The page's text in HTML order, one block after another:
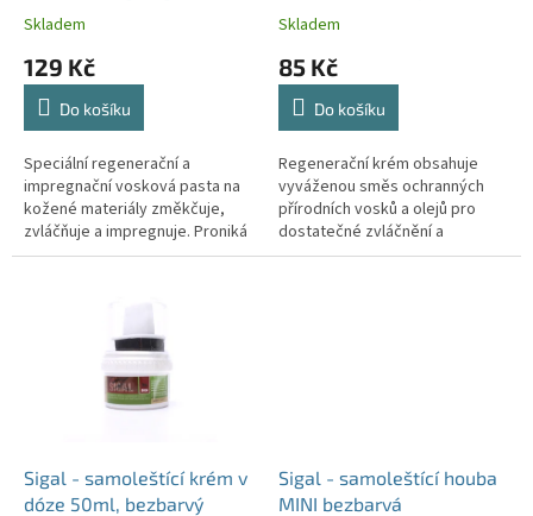
impregn., bezbarvý
Skladem
129 Kč
Do košíku
Speciální regenerační a
impregnační vosková pasta na
kožené materiály změkčuje,
zvláčňuje a impregnuje. Proniká
hluboce mezi usňová vlákna a
Skladem
85 Kč
Do košíku
Regenerační krém obsahuje
vyváženou směs ochranných
přírodních vosků a olejů pro
dostatečné zvláčnění a
promaštění kožených materiálů.
Sigal - samoleštící krém v
dóze 50ml, bezbarvý
Sigal - samoleštící houba
MINI bezbarvá